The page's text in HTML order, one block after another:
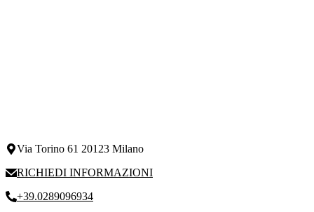
Via Torino 61 20123 Milano
RICHIEDI INFORMAZIONI
+39.0289096934